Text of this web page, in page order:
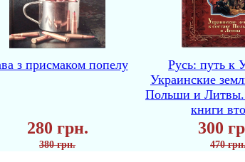
з присмаком попелу
Русь: путь к
Украинские
Польши и Литвы.
книги
280 грн. 300
380 грн. 470